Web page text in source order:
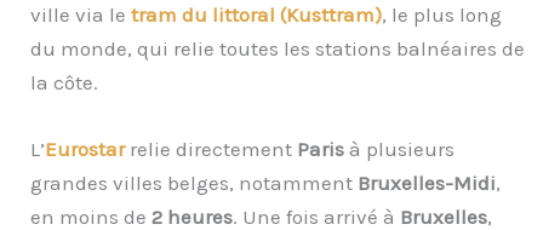
ville via le tram du littoral (Kusttram), le plus long
du monde, qui relie toutes les stations balnéaires de
la côte.
L’Eurostarrelie directement Paris à plusieurs
grandes villes belges, notamment Bruxelles-Midi,
en moins de 2 heures. Une fois arrivé à Bruxelles,